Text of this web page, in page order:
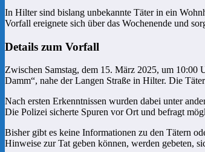
In Hilter sind bislang unbekannte Täter in ein
Vorfall ereignete sich über das Wochenende und
Details zum Vorfall
Zwischen Samstag, dem 15. März 2025, um 10:00
Damm“, nahe der Langen Straße in Hilter. Die
Nach ersten Erkenntnissen wurden dabei unter
Die Polizei sicherte Spuren vor Ort und befragt
Bisher gibt es keine Informationen zu den Tätern
Hinweise zur Tat geben können, werden gebeten,